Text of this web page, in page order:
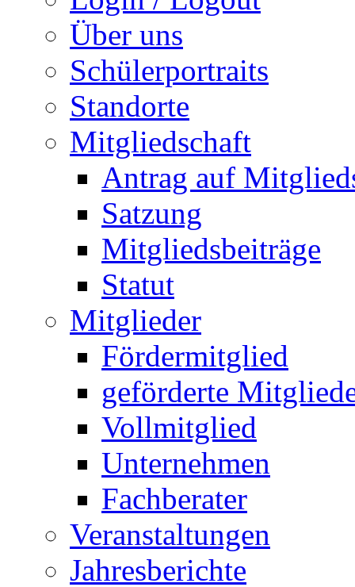
Über uns
Schülerportraits
Standorte
Mitgliedschaft
Antrag auf
Satzung
Mitgliedsbeiträge
Statut
Mitglieder
Fördermitglied
geförderte
Vollmitglied
Unternehmen
Fachberater
Veranstaltungen
Jahresberichte